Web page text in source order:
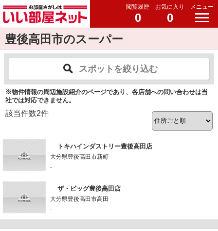
閲覧履歴
0
お気に入り
0
メニュー
豊後高田市のスーパー
スポットを絞り込む
※物件情報の周辺施設紹介のページであり、各店舗への問い合わせは当
社では対応できません。
該当件数2件
トキハインダストリー豊後高田店
大分県豊後高田市新町
-
ザ・ビッグ豊後高田店
大分県豊後高田市高田
-